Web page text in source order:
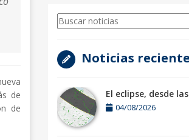
de
de
Noticias
El eclipse, desde
04/08/2026